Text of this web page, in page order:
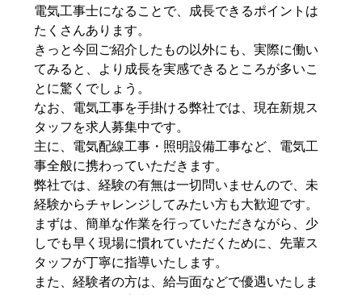
電気工事士になることで、成長できるポイントは
たくさんあります。
きっと今回ご紹介したもの以外にも、実際に働い
てみると、より成長を実感できるところが多いこ
とに驚くでしょう。
なお、電気工事を手掛ける弊社では、現在新規ス
タッフを求人募集中です。
主に、電気配線工事・照明設備工事など、電気工
事全般に携わっていただきます。
弊社では、経験の有無は一切問いませんので、未
経験からチャレンジしてみたい方も大歓迎です。
まずは、簡単な作業を行っていただきながら、少
しでも早く現場に慣れていただくために、先輩ス
タッフが丁寧に指導いたします。
また、経験者の方は、給与面などで優遇いたしま